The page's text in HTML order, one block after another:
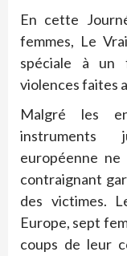
En cette
femmes, Le
spéciale à un
violences faites
Malgré les
instruments
européenne ne
contraignant
des victimes.
Europe, sept
coups de leur